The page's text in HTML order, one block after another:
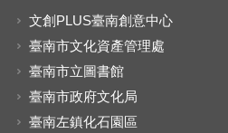
文創PLUS臺南創意中心
臺南市文化資產管理處
臺南市立圖書館
臺南市政府文化局
臺南左鎮化石園區